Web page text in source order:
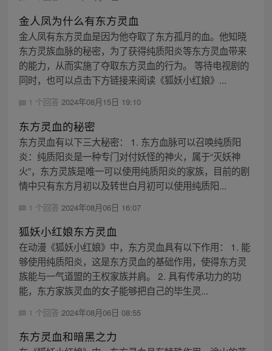
金人凤为什么有东方灵血
金人凤有东方灵血是因为他夺取了东方孤月的血。他知晓
东方灵族血脉的秘密，为了获得纯质阳炎等东方灵血带来
的能力，从而实施了夺取东方灵血的行为。 等待电视剧的
同时，也可以点击下方链接来阅读《狐妖小红娘》...
1 个回答 2024年08月15日 19:10
东方灵血的秘密
东方灵血有以下三大秘密： 1. 东方血脉可以召唤纯质阳
炎：纯质阳炎是一种专门对付妖怪的神火，属于“灭妖神
火”，东方灵族是唯一可以使用纯质阳炎的家族，目前的剧
情中只有东方月初以及转世白月初可以使用纯质阳...
1 个回答 2024年08月06日 16:07
狐妖小红娘东方灵血
在动漫《狐妖小红娘》中，东方灵血具有以下作用： 1. 能
够使用纯质阳炎，这是东方灵血的基础作用，使得东方灵
族能与一气道盟的王权家族并肩。 2. 具有传承功力的功
能，东方家族灵血的女子能够把自己的毕生灵...
1 个回答 2024年08月06日 08:55
东方灵血和暗黑之力